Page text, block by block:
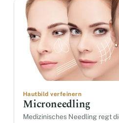
Hautbild verfeinern
Microneedling
Medizinisches Needling regt